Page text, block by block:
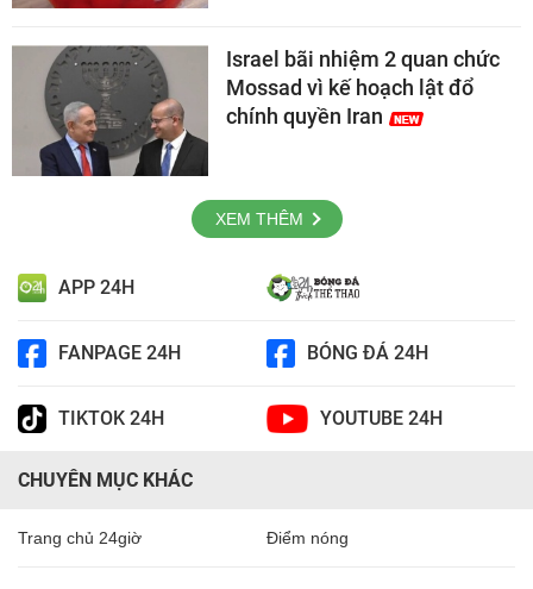
Israel bãi nhiệm 2 quan chức
Mossad vì kế hoạch lật đổ
chính quyền Iran
XEM THÊM
APP 24H
FANPAGE 24H BÓNG ĐÁ 24H
TIKTOK 24H YOUTUBE 24H
CHUYÊN MỤC KHÁC
Trang chủ 24giờ Điểm nóng